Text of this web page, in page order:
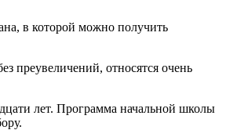
в которой можно получить
преувеличений, относятся очень
лет. Программа начальной школы